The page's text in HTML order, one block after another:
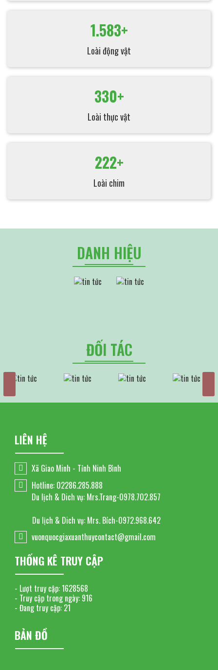
1.583+
Loài động vật
330+
Loài thực vật
222+
Loài chim
DANH HIỆU
ĐỐI TÁC
LIÊN HỆ
Xã Giao Minh - Tỉnh Ninh Bình
Hotline: 02286.285.888
Du lịch & Dich vụ: Mrs.Trang-0978.702.857
Du lịch & Dich vụ: Mrs. Bích-0972.968.642
vuonquocgiaxuanthuycontact@gmail.com
THỐNG KÊ TRUY CẬP
- Lượt truy cập:1628568
- Truy cập trong ngày: 916
- Đang truy cập: 21
BẢN ĐỒ